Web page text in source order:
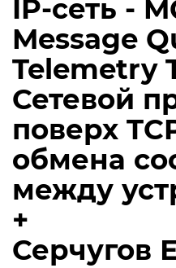
IP-сеть -
Message
Telemetry
Сетевой
поверх
обмена
между
+
Серчугов